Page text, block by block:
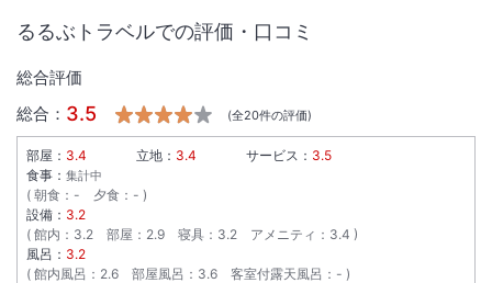
るるぶトラベルでの評価・口コミ
総合評価
総合： 3.5 (全20件の評価)
部屋： 3.4 立地： 3.4 サービス： 3.5
食事： 集計中
朝食 ： - 夕食 ： -
設備： 3.2
館内 ： 3.2 部屋 ： 2.9 寝具 ： 3.2 アメニティ ： 3.4
風呂： 3.2
館内風呂 ： 2.6 部屋風呂 ： 3.6 客室付露天風呂 ： -